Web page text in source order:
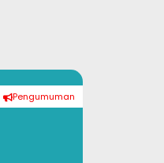
Pengumuman